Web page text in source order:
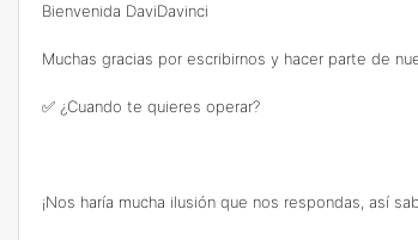
Bienvenida DaviDavinci
Muchas gracias por escribirnos y hacer parte de
✅ ¿Cuando te quieres operar?
¡Nos haría mucha ilusión que nos respondas, así